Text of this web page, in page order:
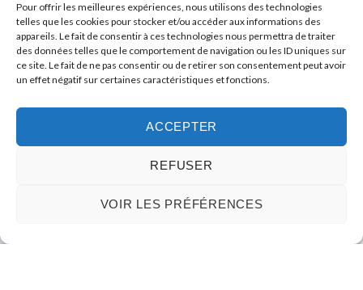
Pour offrir les meilleures expériences, nous utilisons des technologies
telles que les cookies pour stocker et/ou accéder aux informations des
appareils. Le fait de consentir à ces technologies nous permettra de traiter
des données telles que le comportement de navigation ou les ID uniques sur
ce site. Le fait de ne pas consentir ou de retirer son consentement peut avoir
un effet négatif sur certaines caractéristiques et fonctions.
ACCEPTER
REFUSER
VOIR LES PRÉFÉRENCES
Cookies
Honoraires agence
CONTACT
Tel :+33 9 73552756
info@plusdimmo.com